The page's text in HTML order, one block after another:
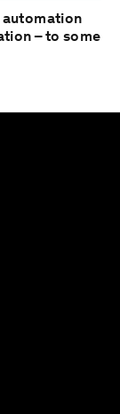
automation
– to some